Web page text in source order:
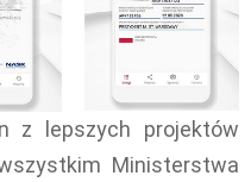
z lepszych projektów
Ministerstwa